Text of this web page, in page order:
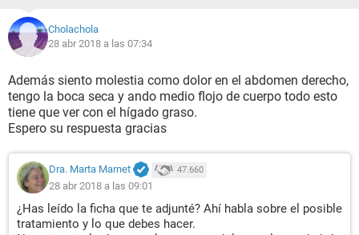
Cholachola
28 abr 2018 a las 07:34
Además siento molestia como dolor en el abdomen derecho,
tengo la boca seca y ando medio flojo de cuerpo todo esto
tiene que ver con el hígado graso.
Espero su respuesta gracias
Dra. Marta Marnet 47.660
28 abr 2018 a las 09:01
¿Has leído la ficha que te adjunté? Ahí habla sobre el posible
tratamiento y lo que debes hacer.